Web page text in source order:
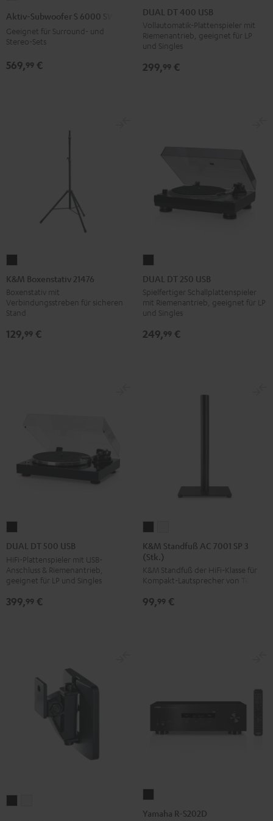
Subwoofer
6000
Schwarz
Aktiv-Subwoofer S 6000 SW
Geeignet für Surround- und
Stereo-Sets
569,99 €
DT
400
USB
Schwarz
DUAL DT 400 USB
Vollautomatik-Plattenspieler mit
Riemenantrieb, geeignet für LP
und Singles
299,99 €
Boxenstativ
21476
Schwarz
K&M Boxenstativ 21476
Boxenstativ mit
Verbindungsstreben für sicheren
Stand
129,99 €
DT
250
USB
Schwarz
DUAL DT 250 USB
Spielfertiger Schallplattenspieler
mit Riemenantrieb, geeignet für LP
und Singles
249,99 €
DT
500
USB
Schwarz
DUAL DT 500 USB
HiFi-Plattenspieler mit USB-
Anschluss & Riemenantrieb,
geeignet für LP und Singles
399,99 €
Standfuß
AC
7001
SP
3
Standfuß
7001
SP
3
K&M Standfuß AC 7001 SP 3
(Stk.)
K&M Standfuß der HiFi-Klasse für
Kompakt-Lautsprecher von Teufel
99,99 €
Yamaha R-S202D